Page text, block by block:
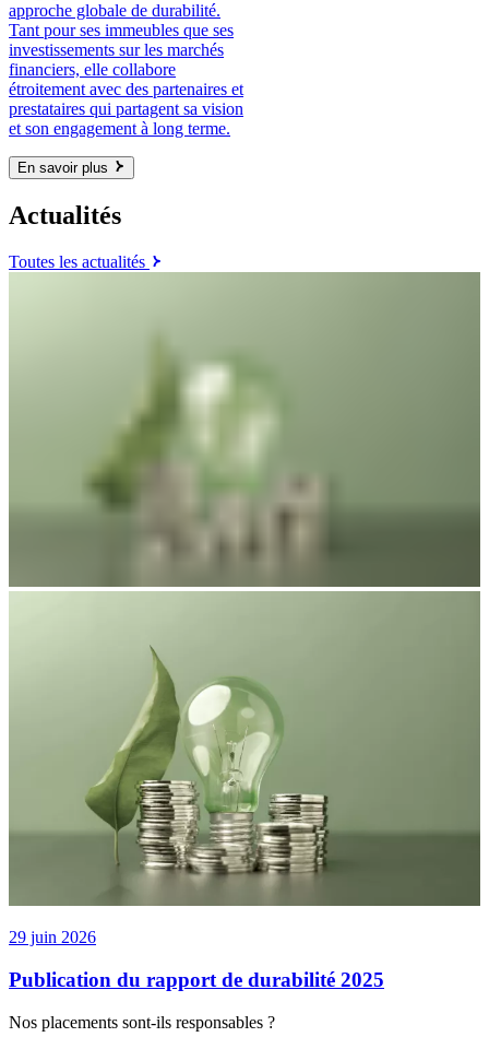
approche globale de durabilité.
Tant pour ses immeubles que ses
investissements sur les marchés
financiers, elle collabore
étroitement avec des partenaires et
prestataires qui partagent sa vision
et son engagement à long terme.
En savoir plus
Actualités
Toutes les actualités
29 juin 2026
Publication du rapport de durabilité 2025
Nos placements sont-ils responsables ?